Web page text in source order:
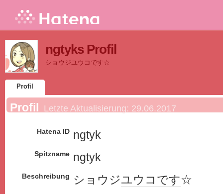
ngtyks Profil
ショウジユウコです☆
Profil
Profil Letzte Aktualisierung: 29.06.2017
Hatena ID ngtyk
Spitzname ngtyk
Beschreibung ショウジユウコ です☆